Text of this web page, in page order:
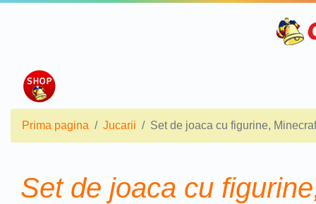
Prima pagina Jucarii Set de joaca cu figurine,
Set de joaca cu